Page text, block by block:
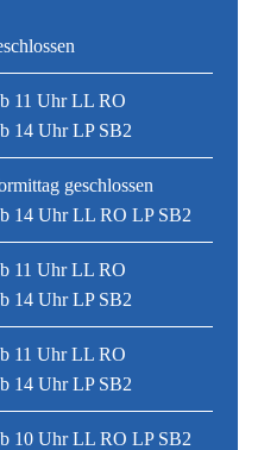
11 Uhr LL RO
14 Uhr LP SB2
geschlossen
14 Uhr LL RO LP SB2
11 Uhr LL RO
14 Uhr LP SB2
11 Uhr LL RO
14 Uhr LP SB2
10 Uhr LL RO LP SB2